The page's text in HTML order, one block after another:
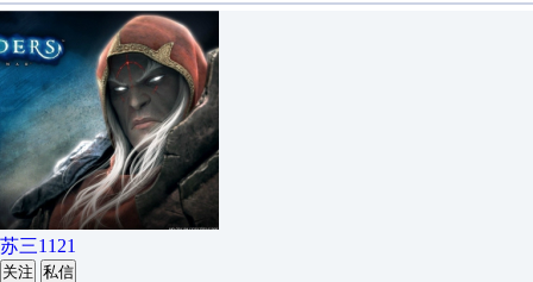
苏三1121
关注 私信